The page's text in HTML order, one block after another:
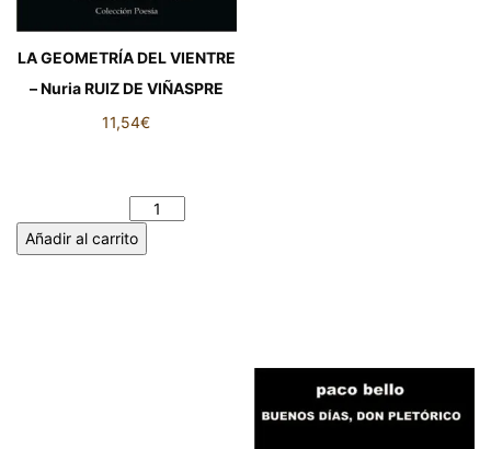
LA GEOMETRÍA DEL VIENTRE
– Nuria RUIZ DE VIÑASPRE
11,54€
Añadir al carrito